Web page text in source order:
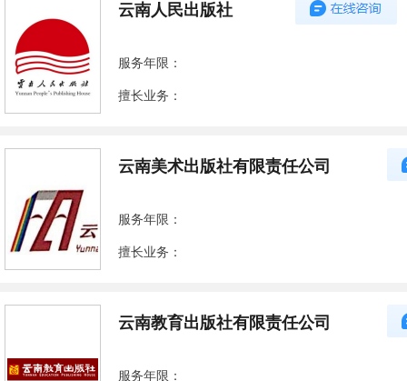
云南人民出版社
服务年限：
擅长业务：
云南美术出版社有限责任公司
服务年限：
擅长业务：
云南教育出版社有限责任公司
服务年限：